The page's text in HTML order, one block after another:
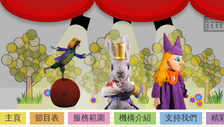
主頁 節目表 服務範圍 機構介紹 支持我們 精